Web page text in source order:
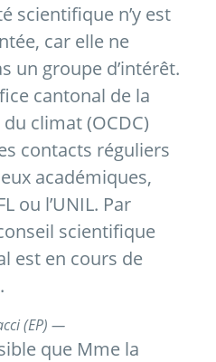
scientifique n’y est
car elle ne
un groupe d’intérêt.
cantonal de la
climat (OCDC)
contacts réguliers
académiques,
ou l’UNIL. Par
scientifique
est en cours de
(EP) —
que Mme la